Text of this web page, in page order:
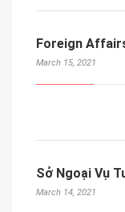
Foreign
March 15, 2021
Sở Ngoại Vụ
March 14, 2021